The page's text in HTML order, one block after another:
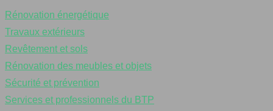
Rénovation énergétique
Travaux extérieurs
Revêtement et sols
Rénovation des meubles et objets
Sécurité et prévention
Services et professionnels du BTP